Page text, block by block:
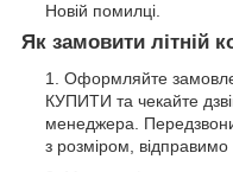
Новій помилці.
Як замовити літній
Оформляйте
КУПИТИ та чекайте
менеджера.
з розміром, відправимо